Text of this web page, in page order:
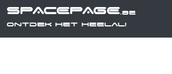
SPACEPAGE.be
Ontdek het heelal!